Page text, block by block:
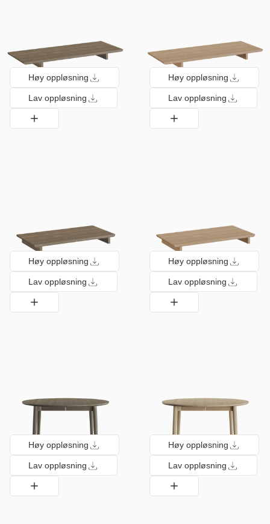
Høy oppløsning
Lav oppløsning
Høy oppløsning
Lav oppløsning
Høy oppløsning
Lav oppløsning
Høy oppløsning
Lav oppløsning
Høy oppløsning
Lav oppløsning
Høy oppløsning
Lav oppløsning